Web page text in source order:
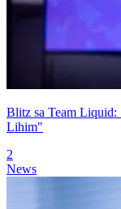
Blitz sa Team
Lihim"
2
News